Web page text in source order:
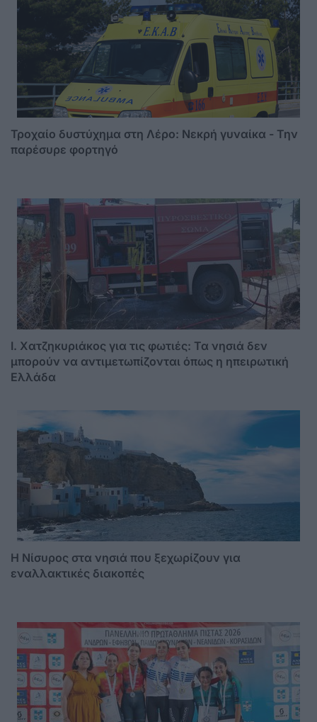
Τροχαίο δυστύχημα στη Λέρο: Νεκρή γυναίκα - Την
παρέσυρε φορτηγό
I. Χατζηκυριάκος για τις φωτιές: Τα νησιά δεν
μπορούν να αντιμετωπίζονται όπως η ηπειρωτική
Ελλάδα
Η Νίσυρος στα νησιά που ξεχωρίζουν για
εναλλακτικές διακοπές